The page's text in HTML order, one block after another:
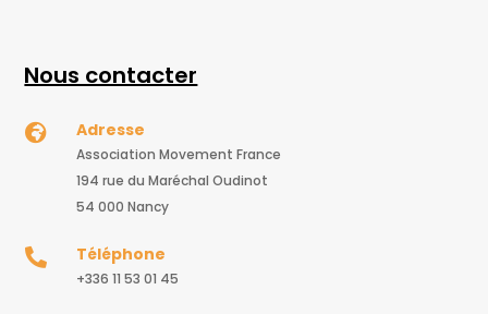
Nous contacter
 Adresse
Association Movement France
194 rue du Maréchal Oudinot
54 000 Nancy
 Téléphone
+336 11 53 01 45